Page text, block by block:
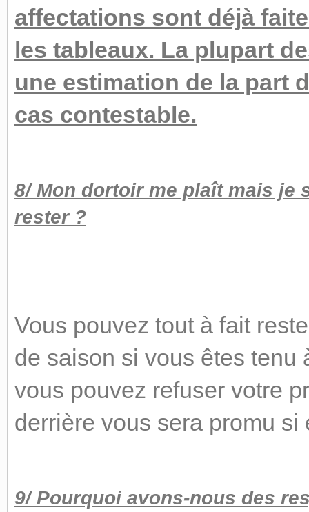
affectations sont déjà
les tableaux. La plupart
une estimation de la part
cas contestable.
8/ Mon dortoir me plaît mais je
rester ?
Vous pouvez tout à fait
de saison si vous êtes tenu
vous pouvez refuser votre
derrière vous sera promu
9/ Pourquoi avons-nous des